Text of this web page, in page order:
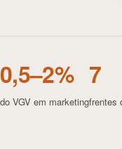
0,5–2%
do VGV em marketing
7
frentes